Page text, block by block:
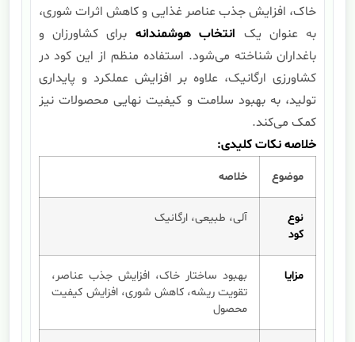
خاک، افزایش جذب عناصر غذایی و کاهش اثرات شوری،
به عنوان یک انتخاب هوشمندانه برای کشاورزان و
باغداران شناخته می‌شود. استفاده منظم از این کود در
کشاورزی ارگانیک، علاوه بر افزایش عملکرد و پایداری
تولید، به بهبود سلامت و کیفیت نهایی محصولات نیز
کمک می‌کند.
خلاصه نکات کلیدی:
موضوع خلاصه
نوع
کود
آلی، طبیعی، ارگانیک
مزایا
بهبود ساختار خاک، افزایش جذب عناصر،
تقویت ریشه، کاهش شوری، افزایش کیفیت
محصول